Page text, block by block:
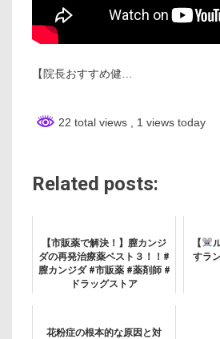
【院長おすすめ健…
22 total views , 1 views today
Related posts:
【市販薬で解決！】膣カンジ
ダの再発治療薬ベスト３！！#
膣カンジダ #市販薬 #薬剤師 #
ドラッグストア
【
すラ
花粉症の根本的な原因と対